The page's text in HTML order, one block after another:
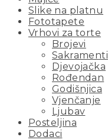
Slike na platnu
Fototapete
Vrhovi za torte
Brojevi
Sakramenti
Djevojačka
Rođendan
Godišnjica
Vjenčanje
Ljubav
Posteljina
Dodaci